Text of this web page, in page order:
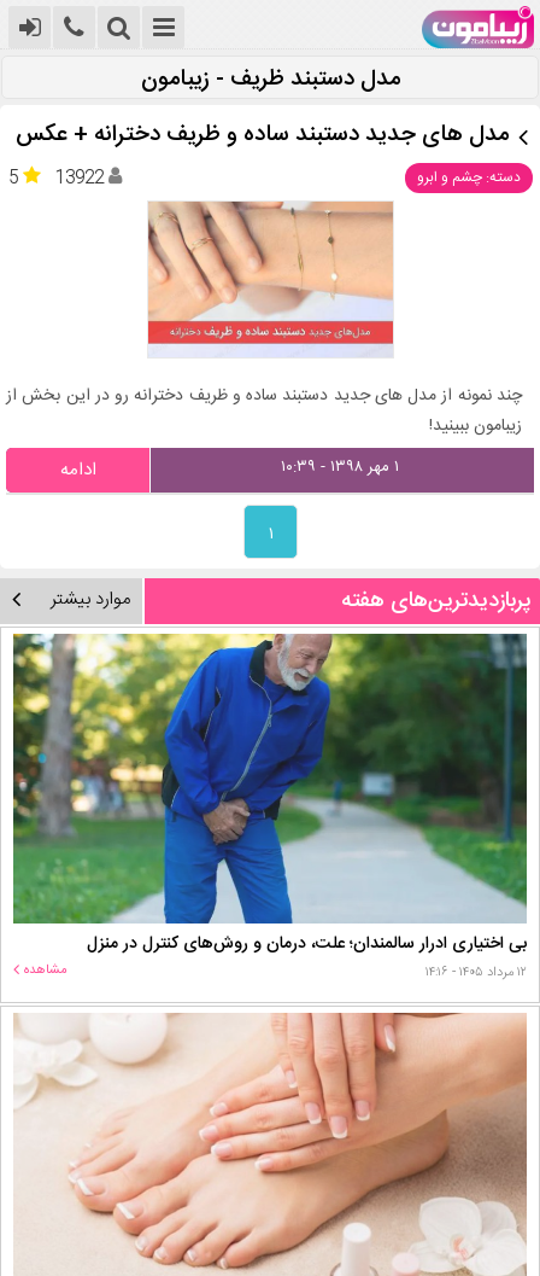
مدل دستبند ظریف - زیبامون
مدل های جدید دستبند ساده و ظریف دخترانه + عکس
دسته: چشم و ابرو 5 13922
چند نمونه از مدل های جدید دستبند ساده و ظریف دخترانه رو در این بخش از
زیبامون ببینید!
۱ مهر ۱۳۹۸ - ۱۰:۳۹ ادامه
۱
پربازدیدترین‌های هفته موارد بیشتر
بی اختیاری ادرار سالمندان؛ علت، درمان و روش‌های کنترل در منزل
۱۲ مرداد ۱۴۰۵ - ۱۴:۱۶ مشاهده